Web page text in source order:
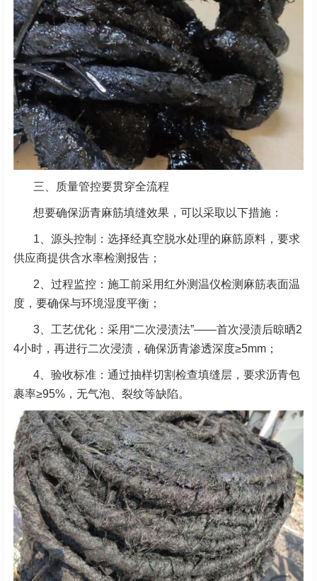
三、质量管控要贯穿全流程
想要确保沥青麻筋填缝效果，可以采取以下措施：
1、 源头控制：选择经真空脱水处理的麻筋原料，要求
供应商提供含水率检测报告；
2、 过程监控：施工前采用红外测温仪检测麻筋表面温
度，要确保与环境湿度平衡；
3、工艺优化：采用“二次浸渍法”——首次浸渍后晾晒2
4小时，再进行二次浸渍，确保沥青渗透深度≥5mm；
4、验收标准：通过抽样切割检查填缝层，要求沥青包
裹率≥95%，无气泡、裂纹等缺陷。